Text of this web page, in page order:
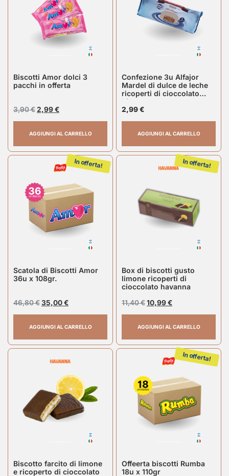
Biscotti Amor dolci 3
pacchi in offerta
3,90€2,99€
AGGIUNGI AL CARRELLO
Confezione 3u Alfajor
Mardel di dulce de leche
ricoperti di cioccolato
bianco
2,99€
AGGIUNGI AL CARRELLO
In offerta!
Scatola di Biscotti Amor
36u x 108gr.
46,80€35,00€
AGGIUNGI AL CARRELLO
In offerta!
Box di biscotti gusto
limone ricoperti di
cioccolato havanna
11,40€10,99€
AGGIUNGI AL CARRELLO
Biscotto farcito di limone
e ricoperto di cioccolato
In offerta!
Offeerta biscotti Rumba
18u x 110gr